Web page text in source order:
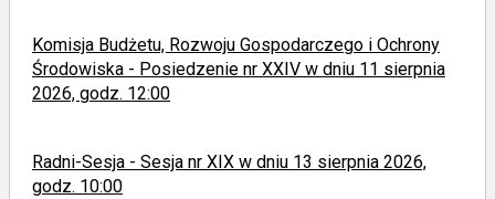
Komisja Budżetu, Rozwoju Gospodarczego i Ochrony
Środowiska - Posiedzenie nr XXIV w dniu 11 sierpnia
2026, godz. 12:00
Radni-Sesja - Sesja nr XIX w dniu 13 sierpnia 2026,
godz. 10:00